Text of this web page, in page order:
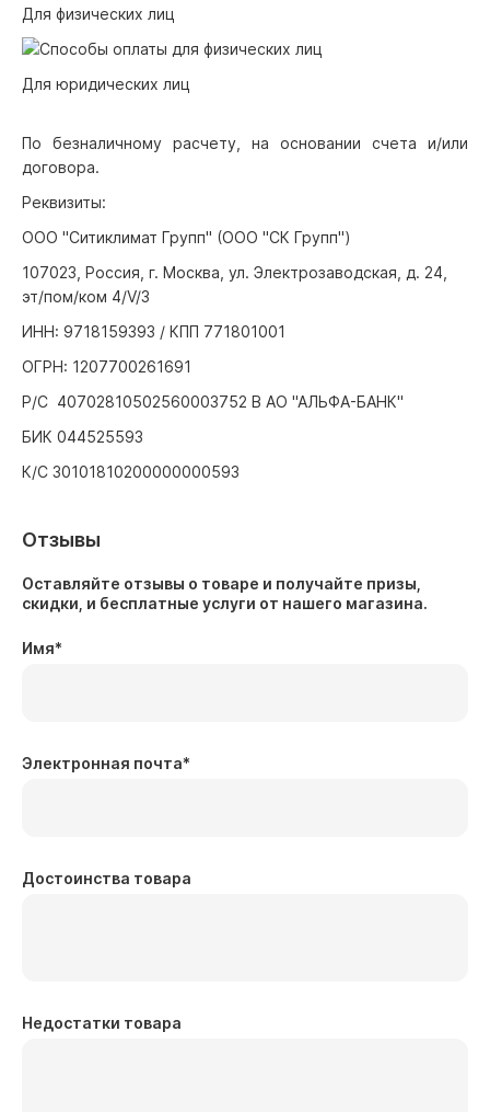
Для физических лиц
Для юридических лиц
По безналичному расчету, на основании счета и/или
договора.
Реквизиты:
ООО "Ситиклимат Групп" (ООО "СК Групп")
107023, Россия, г. Москва, ул. Электрозаводская, д. 24,
эт/пом/ком 4/V/3
ИНН: 9718159393 / КПП 771801001
ОГРН: 1207700261691
Р/С 40702810502560003752 В АО "АЛЬФА-БАНК"
БИК 044525593
К/С 30101810200000000593
Отзывы
Оставляйте отзывы о товаре и получайте призы,
скидки, и бесплатные услуги от нашего магазина.
Имя*
Электронная почта*
Достоинства товара
Недостатки товара